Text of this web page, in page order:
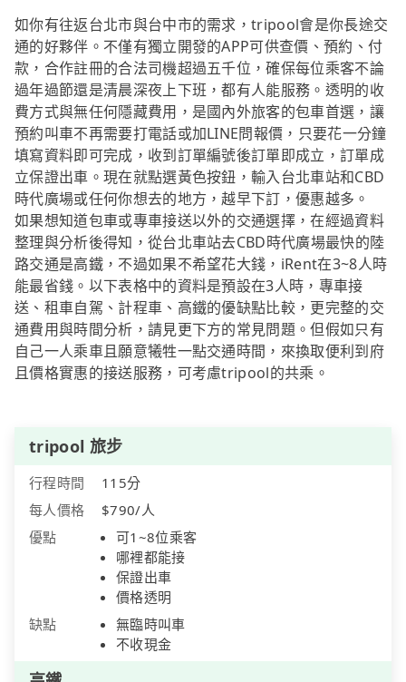
如你有往返台北市與台中市的需求，tripool會是你長途交
通的好夥伴。不僅有獨立開發的APP可供查價、預約、付
款，合作註冊的合法司機超過五千位，確保每位乘客不論
過年過節還是清晨深夜上下班，都有人能服務。透明的收
費方式與無任何隱藏費用，是國內外旅客的包車首選，讓
預約叫車不再需要打電話或加LINE問報價，只要花一分鐘
填寫資料即可完成，收到訂單編號後訂單即成立，訂單成
立保證出車。現在就點選黃色按鈕，輸入台北車站和CBD
時代廣場或任何你想去的地方，越早下訂，優惠越多。
如果想知道包車或專車接送以外的交通選擇，在經過資料
整理與分析後得知，從台北車站去CBD時代廣場最快的陸
路交通是高鐵，不過如果不希望花大錢，iRent在3~8人時
能最省錢。以下表格中的資料是預設在3人時，專車接
送、租車自駕、計程車、高鐵的優缺點比較，更完整的交
通費用與時間分析，請見更下方的常見問題。但假如只有
自己一人乘車且願意犧牲一點交通時間，來換取便利到府
且價格實惠的接送服務，可考慮tripool的共乘。
tripool 旅步
行程時間
115分
每人價格
$790/人
優點
可1~8位乘客
哪裡都能接
保證出車
價格透明
缺點
無臨時叫車
不收現金